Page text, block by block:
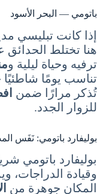
باتومي — البحر الأسود
إذا كانت تبليسي
هنا تختلط الحدائق
ترفيه وحياة ليلية و
تناسب يومًا شاطئيًا
تُذكر مرارًا ضمن
للزوار الجدد.
بوليفارد باتومي: نَفَس
بوليفارد باتومي
وقيادة الدراجات،
المكان جوهرة من